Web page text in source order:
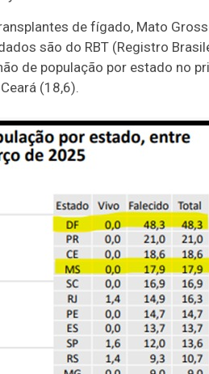
de fígado, Mato
são do RBT (Registro
de população por estado no
(18,6).